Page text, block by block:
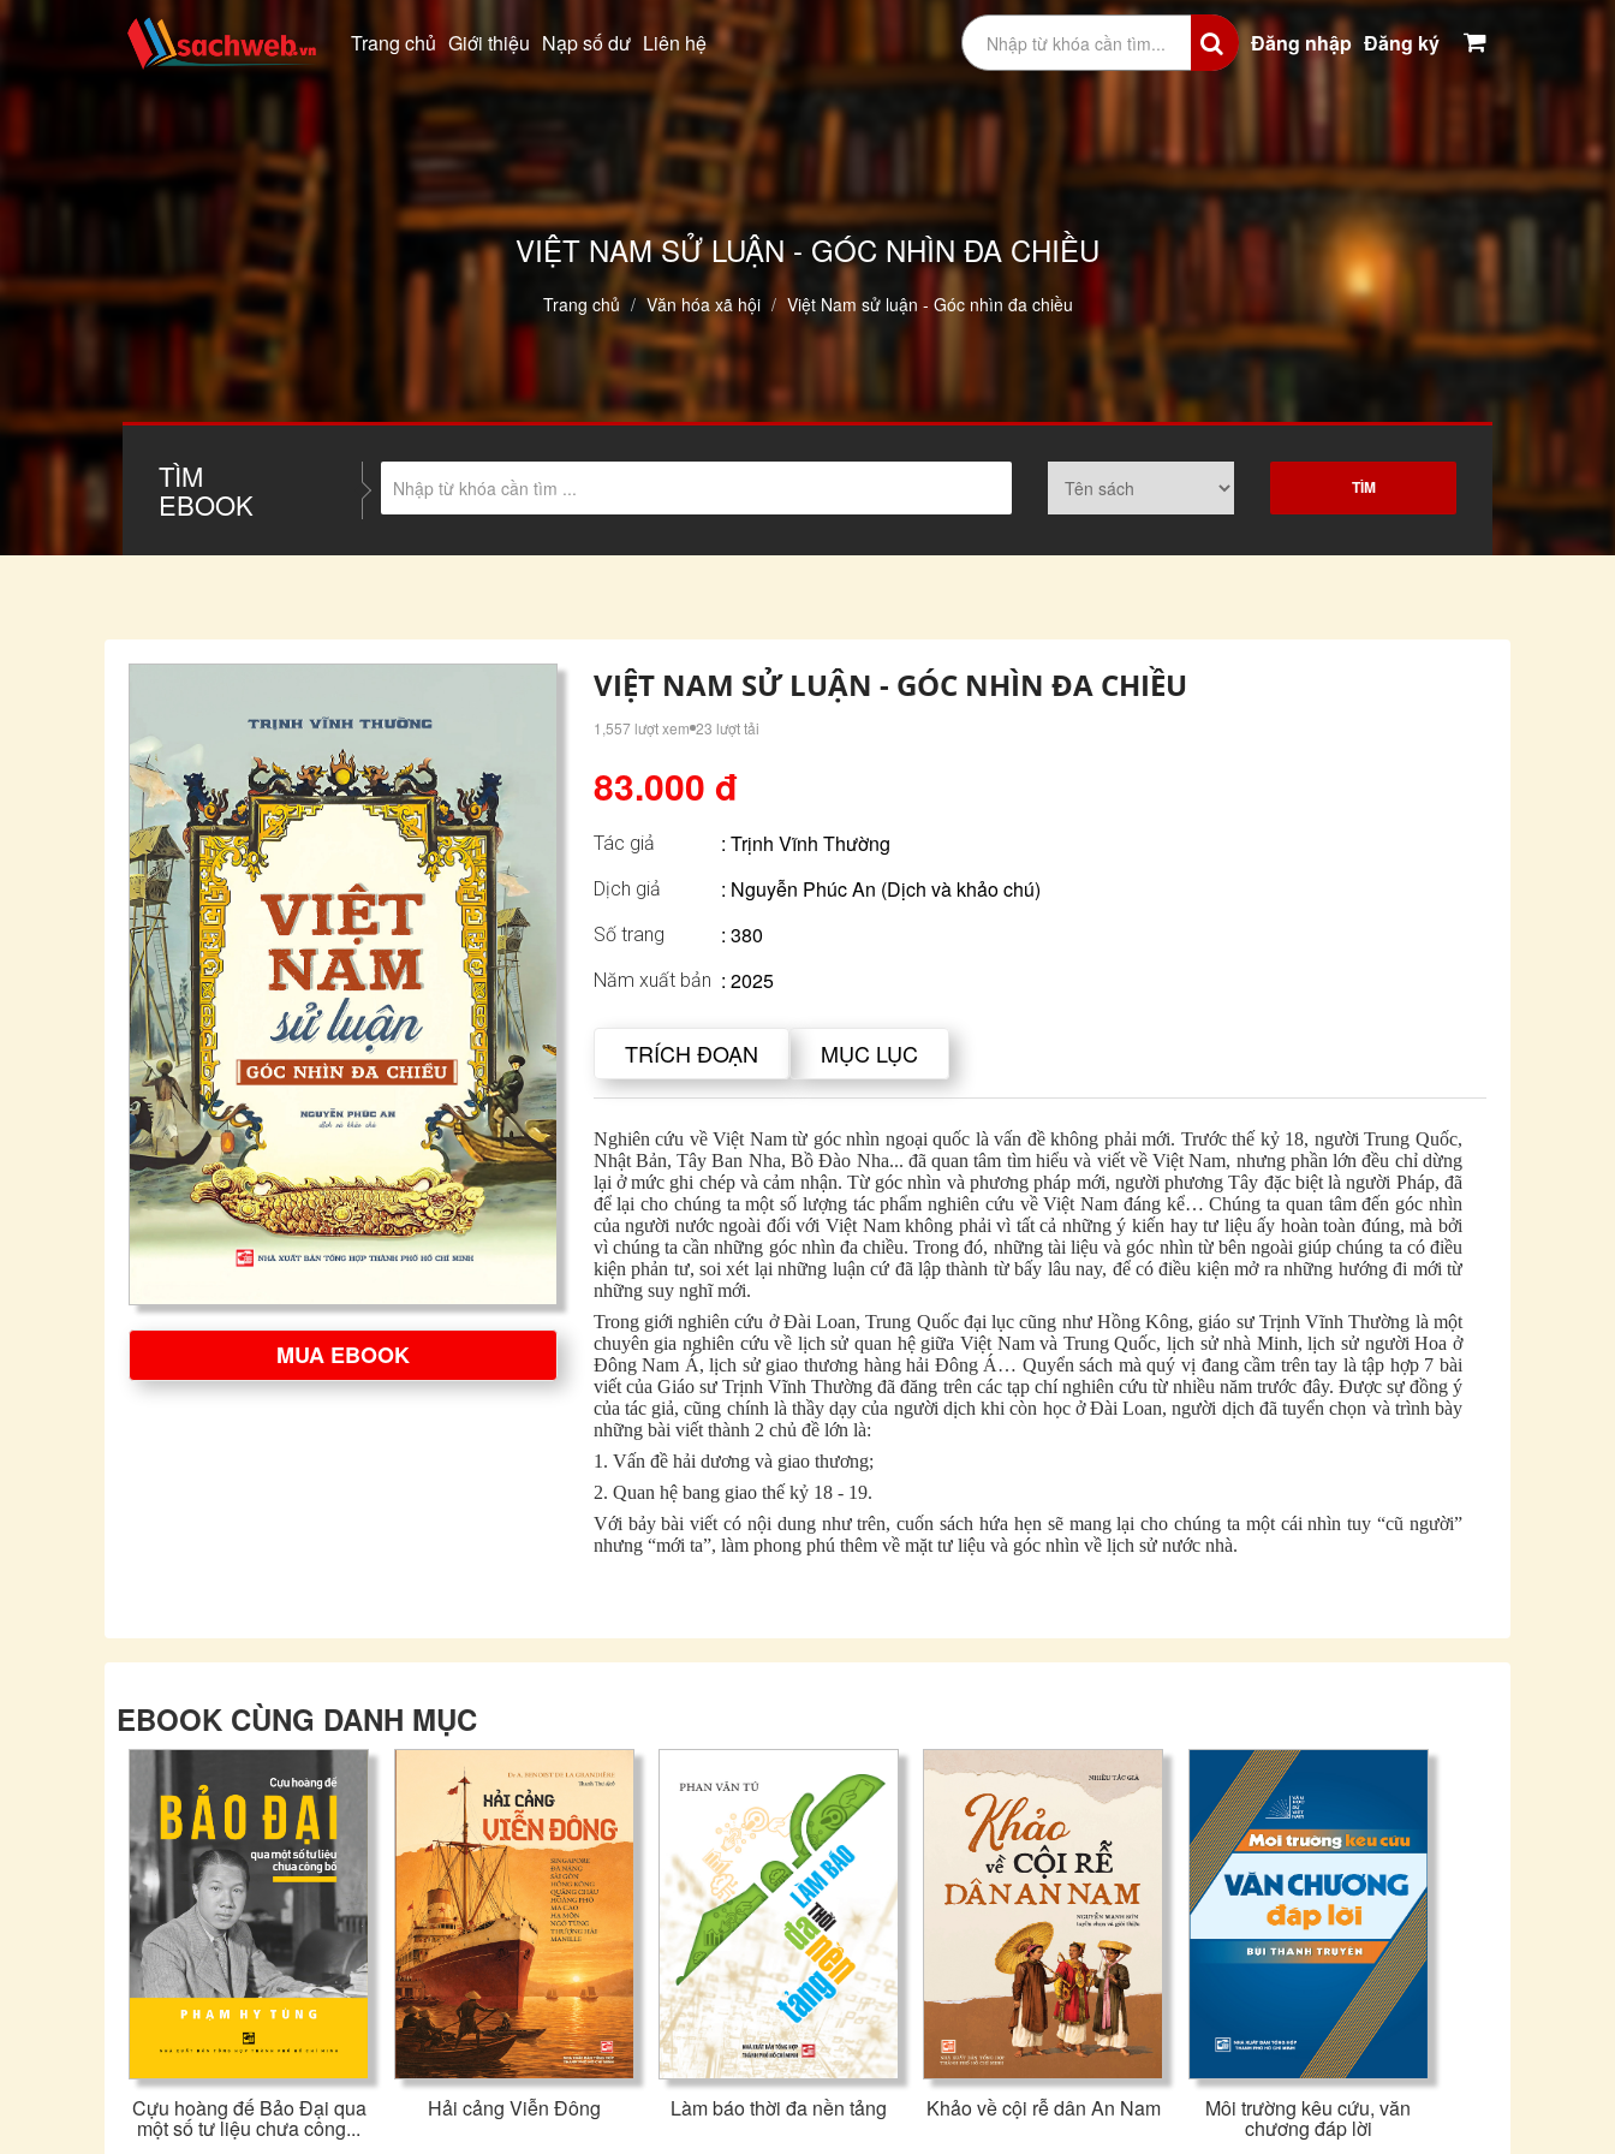
Trang chủ Giới thiệu Nạp số dư Liên hệ Đăng nhập Đăng ký
VIỆT NAM SỬ LUẬN - GÓC NHÌN ĐA CHIỀU
Trang chủ Văn hóa xã hội Việt Nam sử luận - Góc nhìn đa chiều
TÌM
EBOOK
MUA EBOOK
VIỆT NAM SỬ LUẬN - GÓC NHÌN ĐA CHIỀU
1,557 lượt xem 23 lượt tải
83.000 đ
Tác giả : Trịnh Vĩnh Thường
Dịch giả : Nguyễn Phúc An (Dịch và khảo chú)
Số trang : 380
Năm xuất bản : 2025
TRÍCH ĐOẠN MỤC LỤC
Nghiên cứu về Việt Nam từ góc nhìn ngoại quốc là vấn đề không phải mới. Trước thế kỷ 18, người Trung Quốc,
Nhật Bản, Tây Ban Nha, Bồ Đào Nha... đã quan tâm tìm hiểu và viết về Việt Nam, nhưng phần lớn đều chỉ dừng
lại ở mức ghi chép và cảm nhận. Từ góc nhìn và phương pháp mới, người phương Tây đặc biệt là người Pháp, đã
để lại cho chúng ta một số lượng tác phẩm nghiên cứu về Việt Nam đáng kể… Chúng ta quan tâm đến góc nhìn
của người nước ngoài đối với Việt Nam không phải vì tất cả những ý kiến hay tư liệu ấy hoàn toàn đúng, mà bởi
vì chúng ta cần những góc nhìn đa chiều. Trong đó, những tài liệu và góc nhìn từ bên ngoài giúp chúng ta có điều
kiện phản tư, soi xét lại những luận cứ đã lập thành từ bấy lâu nay, để có điều kiện mở ra những hướng đi mới từ
những suy nghĩ mới.
Trong giới nghiên cứu ở Đài Loan, Trung Quốc đại lục cũng như Hồng Kông, giáo sư Trịnh Vĩnh Thường là một
chuyên gia nghiên cứu về lịch sử quan hệ giữa Việt Nam và Trung Quốc, lịch sử nhà Minh, lịch sử người Hoa ở
Đông Nam Á, lịch sử giao thương hàng hải Đông Á… Quyển sách mà quý vị đang cầm trên tay là tập hợp 7 bài
viết của Giáo sư Trịnh Vĩnh Thường đã đăng trên các tạp chí nghiên cứu từ nhiều năm trước đây. Được sự đồng ý
của tác giả, cũng chính là thầy dạy của người dịch khi còn học ở Đài Loan, người dịch đã tuyển chọn và trình bày
những bài viết thành 2 chủ đề lớn là:
1. Vấn đề hải dương và giao thương;
2. Quan hệ bang giao thế kỷ 18 - 19.
Với bảy bài viết có nội dung như trên, cuốn sách hứa hẹn sẽ mang lại cho chúng ta một cái nhìn tuy “cũ người”
nhưng “mới ta”, làm phong phú thêm về mặt tư liệu và góc nhìn về lịch sử nước nhà.
EBOOK CÙNG DANH MỤC
Cựu hoàng đế Bảo Đại qua
một số tư liệu chưa công...
Hải cảng Viễn Đông Làm báo thời đa nền tảng Khảo về cội rễ dân An Nam Môi trường kêu cứu, văn
chương đáp lời